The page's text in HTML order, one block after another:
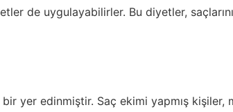
de uygulayabilirler. Bu diyetler,
yer edinmiştir. Saç ekimi yapmış kişiler,